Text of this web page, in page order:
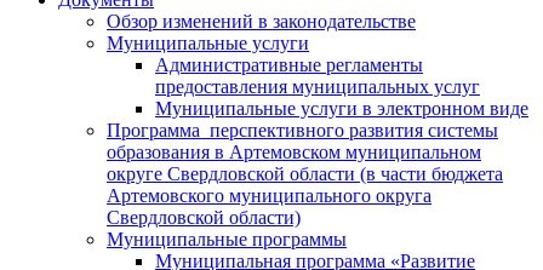
Обзор изменений в законодательстве
Муниципальные услуги
Административные регламенты
предоставления муниципальных услуг
Муниципальные услуги в электронном виде
Программа перспективного развития системы
образования в Артемовском муниципальном
округе Свердловской области (в части бюджета
Артемовского муниципального округа
Свердловской области)
Муниципальные программы
Муниципальная программа «Развитие